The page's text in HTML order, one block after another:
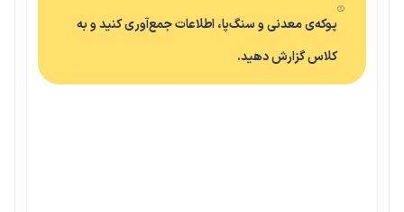
پوکه‌ی معدنی و سنگ‌پا، اطلاعات جمع‌آوری کنید و به
کلاس گزارش دهید.